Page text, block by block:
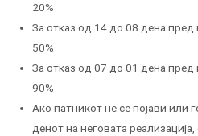
20%
За отказ од 14 до 08 дена
50%
За отказ од 07 до 01 дена
90%
Ако патникот не се појави или
денот на неговата